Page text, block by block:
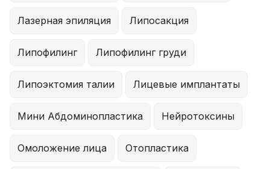
Лазерная эпиляция Липосакция
Липофилинг Липофилинг груди
Липоэктомия талии Лицевые имплантаты
Мини Абдоминопластика Нейротоксины
Омоложение лица Отопластика